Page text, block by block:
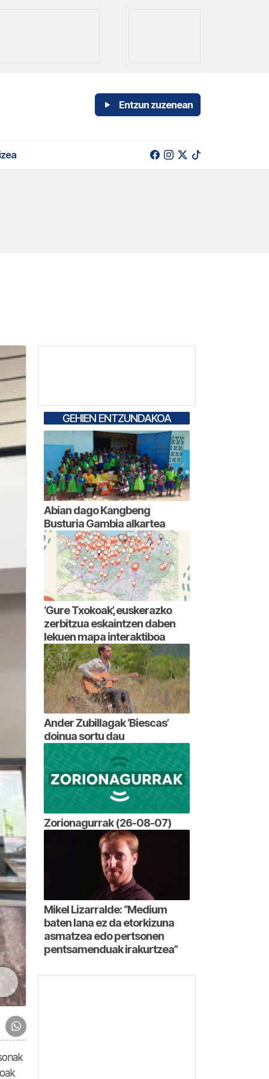
Entzun zuzenean
GEHIEN ENTZUNDAKOA
Abian dago Kangbeng
Busturia Gambia alkartea
‘Gure Txokoak’, euskerazko
zerbitzua eskaintzen daben
lekuen mapa interaktiboa
Ander Zubillagak ‘Biescas’
doinua sortu dau
Zorionagurrak (26-08-07)
Mikel Lizarralde: “Medium
baten lana ez da etorkizuna
asmatzea edo pertsonen
pentsamenduak irakurtzea”